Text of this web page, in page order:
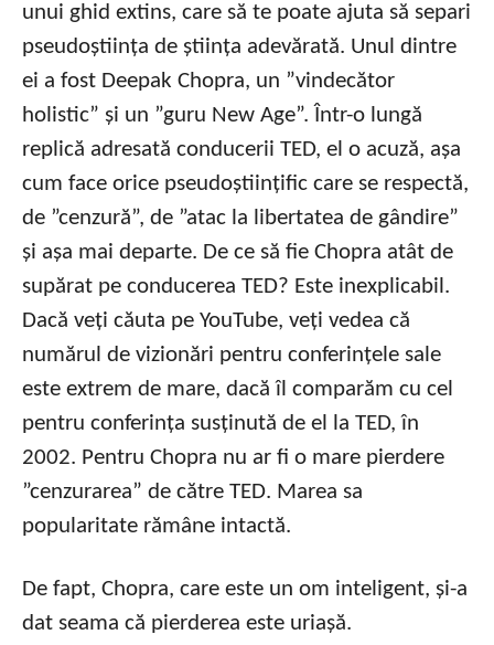
unui ghid extins, care să te poate ajuta să separi
pseudoștiința de știința adevărată. Unul dintre
ei a fost Deepak Chopra, un ”vindecător
holistic” și un ”guru New Age”. Într-o lungă
replică adresată conducerii TED, el o acuză, așa
cum face orice pseudoștiințific care se respectă,
de ”cenzură”, de ”atac la libertatea de gândire”
și așa mai departe. De ce să fie Chopra atât de
supărat pe conducerea TED? Este inexplicabil.
Dacă veți căuta pe YouTube, veți vedea că
numărul de vizionări pentru conferințele sale
este extrem de mare, dacă îl comparăm cu cel
pentru conferința susținută de el la TED, în
2002. Pentru Chopra nu ar fi o mare pierdere
”cenzurarea” de către TED. Marea sa
popularitate rămâne intactă.
De fapt, Chopra, care este un om inteligent, și-a
dat seama că pierderea este uriașă.